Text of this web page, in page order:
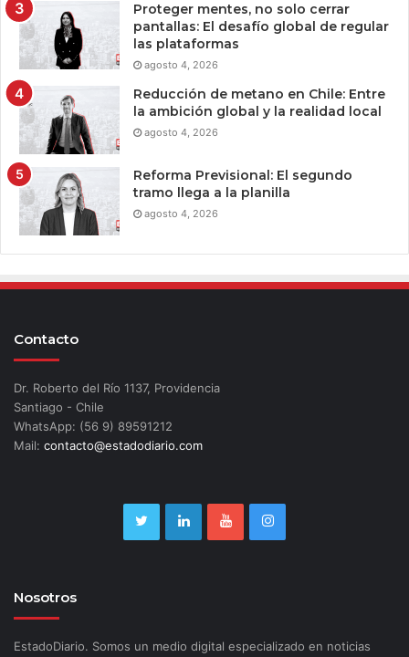
Proteger mentes, no solo cerrar
pantallas: El desafío global de regular
las plataformas
agosto 4, 2026
Reducción de metano en Chile: Entre
la ambición global y la realidad local
agosto 4, 2026
Reforma Previsional: El segundo
tramo llega a la planilla
agosto 4, 2026
Contacto
Dr. Roberto del Río 1137, Providencia
Santiago - Chile
WhatsApp: (56 9) 89591212
Mail: contacto@estadodiario.com
Nosotros
EstadoDiario. Somos un medio digital especializado en noticias